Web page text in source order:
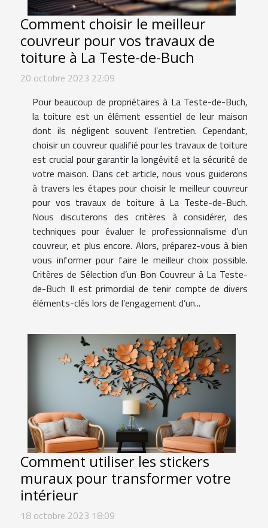
Comment choisir le meilleur
couvreur pour vos travaux de
toiture à La Teste-de-Buch
20 octobre 2023 22:09
Pour beaucoup de propriétaires à La Teste-de-Buch,
la toiture est un élément essentiel de leur maison
dont ils négligent souvent l’entretien. Cependant,
choisir un couvreur qualifié pour les travaux de toiture
est crucial pour garantir la longévité et la sécurité de
votre maison. Dans cet article, nous vous guiderons
à travers les étapes pour choisir le meilleur couvreur
pour vos travaux de toiture à La Teste-de-Buch.
Nous discuterons des critères à considérer, des
techniques pour évaluer le professionnalisme d’un
couvreur, et plus encore. Alors, préparez-vous à bien
vous informer pour faire le meilleur choix possible.
Critères de Sélection d’un Bon Couvreur à La Teste-
de-Buch Il est primordial de tenir compte de divers
éléments-clés lors de l’engagement d’un...
Comment utiliser les stickers
muraux pour transformer votre
intérieur
18 octobre 2023 18:09